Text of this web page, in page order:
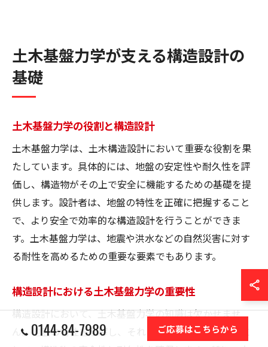
土木基盤力学が支える構造設計の
基礎
土木基盤力学の役割と構造設計
土木基盤力学は、土木構造設計において重要な役割を果
たしています。具体的には、地盤の安定性や耐久性を評
価し、構造物がその上で安全に機能するための基礎を提
供します。設計者は、地盤の特性を正確に把握すること
で、より安全で効率的な構造設計を行うことができま
す。土木基盤力学は、地震や洪水などの自然災害に対す
る耐性を高めるための重要な要素でもあります。
構造設計における土木基盤力学の重要性
構造設計において、土木基盤力学の知識は欠かせませ
ん。地盤の特性を理解し、それに基づいて設計を行うこ
0144-84-7989 ご応募はこちらから